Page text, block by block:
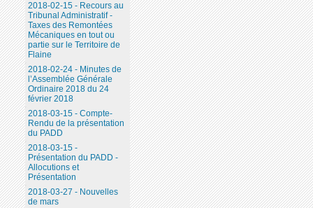
2018-02-15 - Recours au
Tribunal Administratif -
Taxes des Remontées
Mécaniques en tout ou
partie sur le Territoire de
Flaine
2018-02-24 - Minutes de
l’Assemblée Générale
Ordinaire 2018 du 24
février 2018
2018-03-15 - Compte-
Rendu de la présentation
du PADD
2018-03-15 -
Présentation du PADD -
Allocutions et
Présentation
2018-03-27 - Nouvelles
de mars